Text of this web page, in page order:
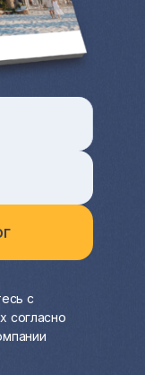
менеджером
с
согласно